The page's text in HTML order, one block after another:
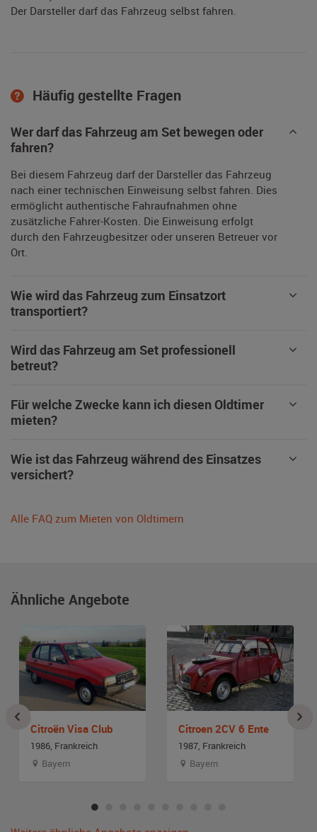
Der Darsteller darf das Fahrzeug selbst fahren.
Häufig gestellte Fragen
Wer darf das Fahrzeug am Set bewegen oder
fahren?
Bei diesem Fahrzeug darf der Darsteller das Fahrzeug
nach einer technischen Einweisung selbst fahren. Dies
ermöglicht authentische Fahraufnahmen ohne
zusätzliche Fahrer-Kosten. Die Einweisung erfolgt
durch den Fahrzeugbesitzer oder unseren Betreuer vor
Ort.
Wie wird das Fahrzeug zum Einsatzort
transportiert?
Wird das Fahrzeug am Set professionell
betreut?
Für welche Zwecke kann ich diesen Oldtimer
mieten?
Wie ist das Fahrzeug während des Einsatzes
versichert?
Alle FAQ zum Mieten von Oldtimern
Ähnliche Angebote
Citroën Visa Club
1986, Frankreich
Bayern
Citroen 2CV 6 Ente
1987, Frankreich
Bayern